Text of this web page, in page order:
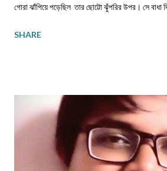
গোরা ঝাঁপিয়ে পড়েছিল তার ছোট্টো ঝুঁপরির উপর। সে বাধা
মুখে সরকার কেন করেনা কোনো ব্যাবস্থা?? শরীর বস্ত্রহীন
ক্ষুদার্থ, দেখেনা এক টুকরো রুটি। নতুন মন্ত্রী, নতুন
হাইরে পিছিয়ে পড়া মানুষ গুলো! তাদের হয়না কোনো
SHARE